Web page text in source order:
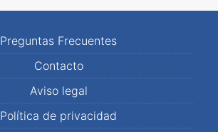
Preguntas Frecuentes
Contacto
Aviso legal
Política de privacidad